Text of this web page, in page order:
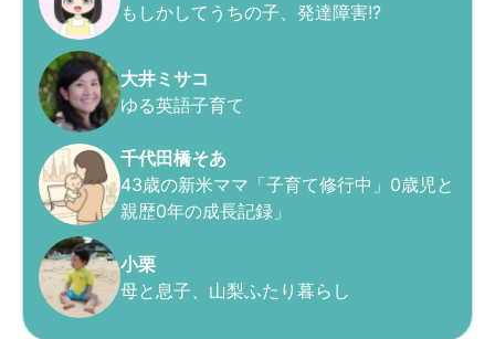
もしかしてうちの子、発達障害!?
大井ミサコ
ゆる英語子育て
千代田橋そあ
43歳の新米ママ「子育て修行中」0歳児と
親歴0年の成長記録」
小栗
母と息子、山梨ふたり暮らし